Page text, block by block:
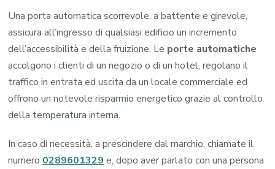
Una porta automatica scorrevole, a battente e girevole,
assicura all’ingresso di qualsiasi edificio un incremento
dell’accessibilità e della fruizione. Le porte automatiche
accolgono i clienti di un negozio o di un hotel, regolano il
traffico in entrata ed uscita da un locale commerciale ed
offrono un notevole risparmio energetico grazie al controllo
della temperatura interna.
In caso di necessità, a prescindere dal marchio, chiamate il
numero 0289601329 e, dopo aver parlato con una persona